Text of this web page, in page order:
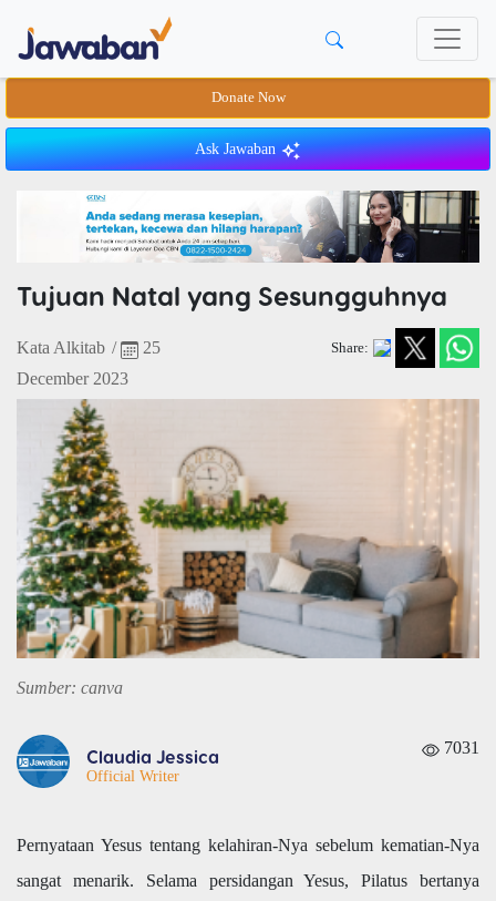
Donate Now
Ask Jawaban
Tujuan Natal yang Sesungguhnya
Kata Alkitab /
25
December 2023
Share:
Sumber: canva
Claudia Jessica
Official Writer
7031
Pernyataan Yesus tentang kelahiran-Nya sebelum kematian-Nya
sangat menarik. Selama persidangan Yesus, Pilatus bertanya